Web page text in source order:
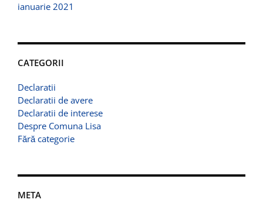
ianuarie 2021
CATEGORII
Declaratii
Declaratii de avere
Declaratii de interese
Despre Comuna Lisa
Fără categorie
META